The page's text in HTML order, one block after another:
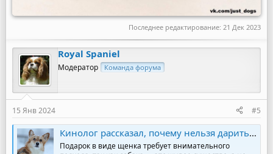
Последнее редактирование: 21 Дек 2023
Royal Spaniel
Модератор Команда форума
15 Янв 2024 #5
Кинолог рассказал, почему нельзя дарить щенков
Подарок в виде щенка требует внимательного